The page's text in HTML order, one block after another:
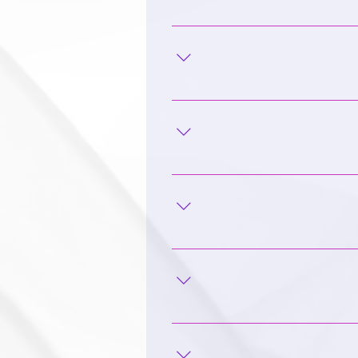
הזקן. הגוף המזדקן משפיע על כל
לעבוד. העבודה לעתים מאתגרת אך
נאמני תחום, כגון נאמני כאב,
כולל רופאים, עם כל